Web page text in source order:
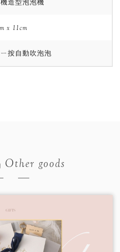
造型泡泡機
x 11cm
按自動吹泡泡
Other goods